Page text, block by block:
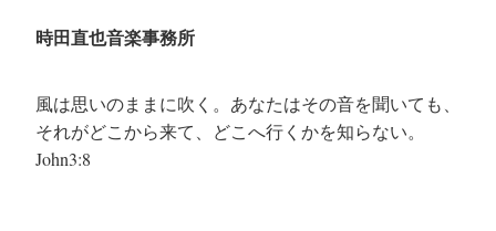
時田直也音楽事務所
風は思いのままに吹く。あなたはその音を聞いても、
それがどこから来て、どこへ行くかを知らない。
John3:8